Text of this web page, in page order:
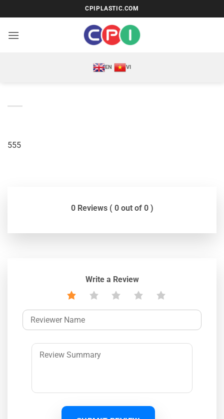
qua
nội
CPIPLASTIC.COM
EN VI
555
0 Reviews ( 0 out of 0 )
Write a Review